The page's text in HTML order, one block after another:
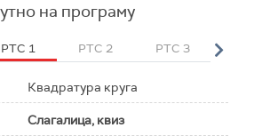
на програму
РТС 1 РТС 2 РТС 3 РТС
Квадратура круга
Слагалица, квиз